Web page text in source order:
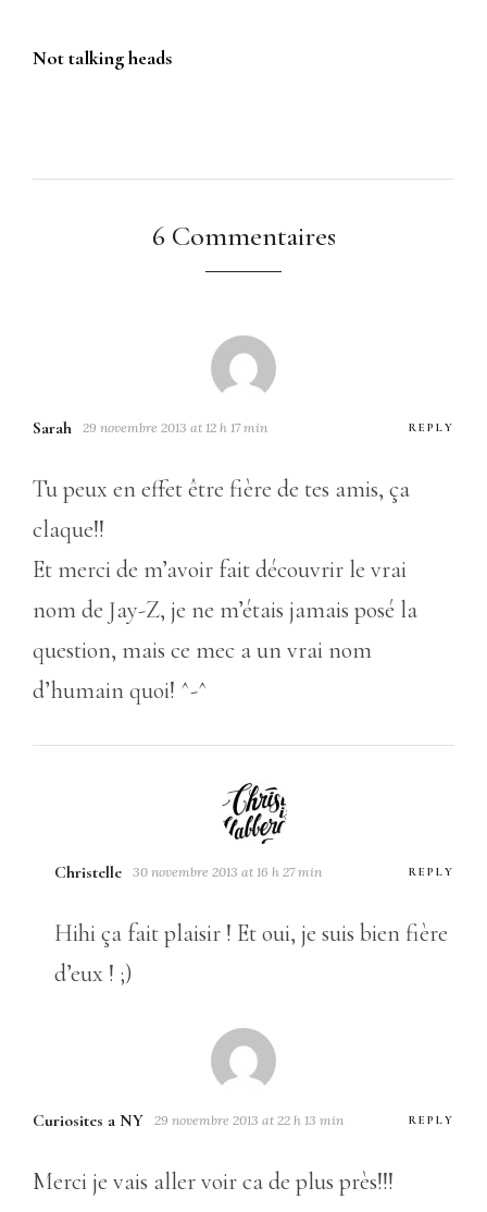
Not talking heads
6 Commentaires
Sarah 29 novembre 2013 at 12 h 17 min REPLY
Tu peux en effet être fière de tes amis, ça
claque!!
Et merci de m’avoir fait découvrir le vrai
nom de Jay-Z, je ne m’étais jamais posé la
question, mais ce mec a un vrai nom
d’humain quoi! ^-^
Christelle 30 novembre 2013 at 16 h 27 min REPLY
Hihi ça fait plaisir ! Et oui, je suis bien fière
d’eux ! ;)
Curiosites a NY 29 novembre 2013 at 22 h 13 min REPLY
Merci je vais aller voir ca de plus près!!!